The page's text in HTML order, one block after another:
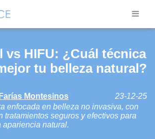
vs HIFU: ¿Cuál técnica
tu belleza natural?
Montesinos
23-12-25
enfocada en belleza no invasiva, con
tratamientos seguros y efectivos para
apariencia natural.